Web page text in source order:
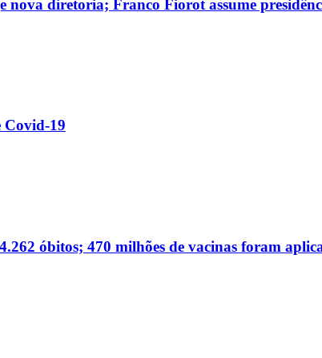
nova diretoria; Franco Fiorot assume
Covid-19
óbitos; 470 milhões de vacinas foram